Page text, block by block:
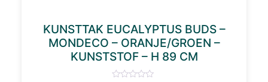
KUNSTTAK EUCALYPTUS BUDS –
MONDECO – ORANJE/GROEN –
KUNSTSTOF – H 89 CM